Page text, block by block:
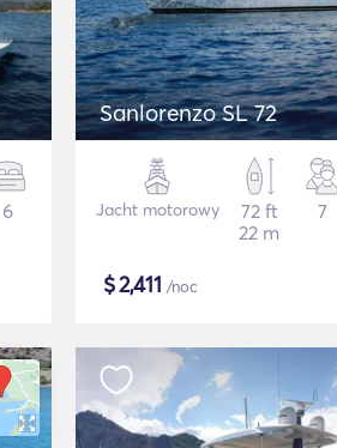
6
Sanlorenzo SL 72
Jacht motorowy
72 ft
22 m
7
$2,411 /noc